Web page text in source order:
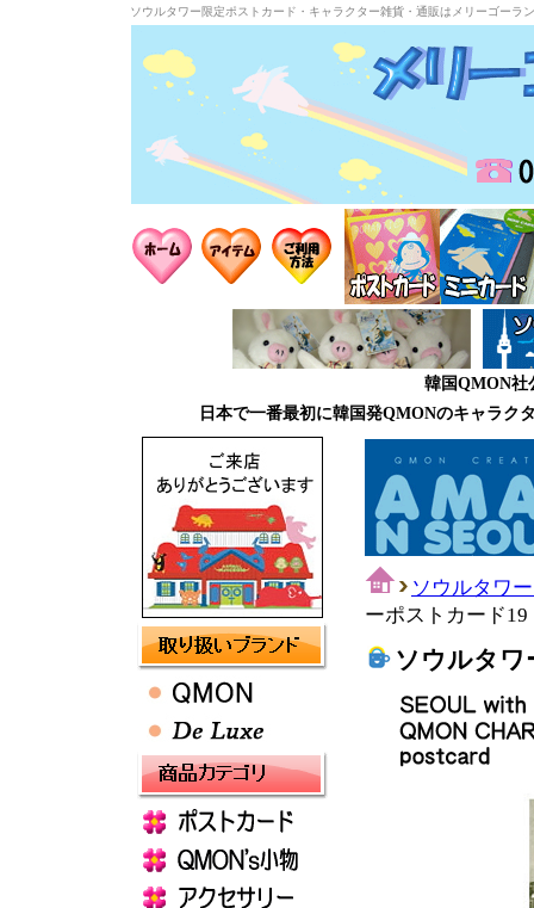
ソウルタワー限定ポストカード・キャラクター雑貨・通販はメリーゴーラ
韓国QMON社
日本で一番最初に韓国発QMONのキャラク
ソウルタワ
ーポストカード19
ソウルタワ